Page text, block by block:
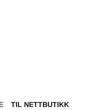
TIL NETTBUTIKK